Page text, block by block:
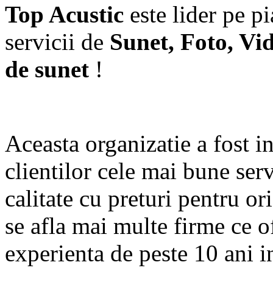
Top Acustic este lider pe
servicii de Sunet, Foto,
de sunet !
Aceasta organizatie a fost
clientilor cele mai bune
calitate cu preturi pentru
se afla mai multe firme ce
experienta de peste 10 ani